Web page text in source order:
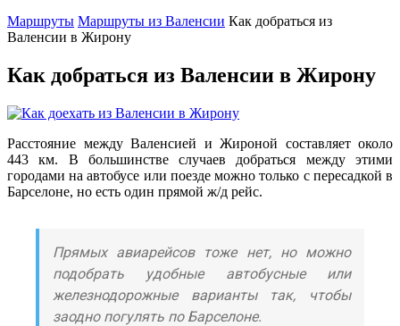
Маршруты Маршруты из Валенсии Как добраться из
Валенсии в Жирону
Как добраться из Валенсии в Жирону
Расстояние между Валенсией и Жироной составляет около
443 км. В большинстве случаев добраться между этими
городами на автобусе или поезде можно только с пересадкой в
Барселоне, но есть один прямой ж/д рейс.
Прямых авиарейсов тоже нет, но можно
подобрать удобные автобусные или
железнодорожные варианты так, чтобы
заодно погулять по Барселоне.